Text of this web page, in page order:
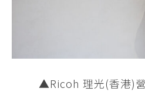
▲Ricoh 理光(香港)